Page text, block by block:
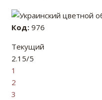
Код:976
Текущий
2.15/5
1
2
3